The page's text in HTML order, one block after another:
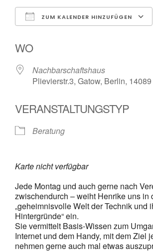
ZUM KALENDER HINZUFÜGEN
WO
Nachbarschaftshaus
Plievierstr.3, Gatow, Berlin, 14089
VERANSTALTUNGSTYP
Beratung
Karte nicht verfügbar
Jede Montag und auch gerne nach
zwischendurch – weiht Henrike uns in
„geheimnisvolle Welt der Technik und
Hintergründe“ ein.
Sie vermittelt Basis-Wissen zum
Internet und dem Handy, mit dem Ziel
nehmen gerne auch mal etwas